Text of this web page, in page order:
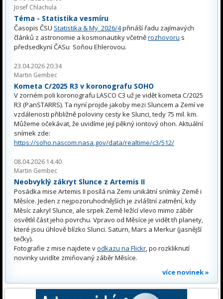
Josef Chlachula
Téma - Statistika vesmíru
Časopis ČSU Statistika & My 2026/4přináší řadu zajímavých
článků z astronomie a kosmonautiky včetněrozhovoru s
předsedkyní ČASu Soňou Ehlerovou.
23.04.2026 20:34
Martin Gembec
Kometa C/2025 R3 v koronografu SOHO
V zorném poli koronografu LASCO C3 už je vidět kometa C/2025
R3 (PanSTARRS). Ta nyní projde jakoby mezi Sluncem a Zemí ve
vzdálenosti přibližně poloviny cesty ke Slunci, tedy 75 mil. km.
Můžeme očekávat, že uvidíme její pěkný iontový ohon. Aktuální
snímek zde:
https://soho.nascom.nasa.gov/data/realtime/c3/512/
08.04.2026 14:40
Martin Gembec
Neobvyklý zákryt Slunce z Artemis II
Posádka mise Artemis II posílá na Zemi unikátní snímky Země i
Měsíce. Jeden z nejpozoruhodnějších je zvláštní zatmění, kdy
Měsíc zakryl Slunce, ale srpek Země ležící vlevo mimo záběr
osvětlil část jeho povrchu. Vpravo od Měsíce je vidět tři planety,
které jsou úhlově blízko Slunci. Saturn, Mars a Merkur (jasnější
tečky).
Fotografie z mise najdete vodkazu na Flickr, po rozkliknutí
novinky uvidíte zmiňovaný záběr Měsíce.
více novinek »